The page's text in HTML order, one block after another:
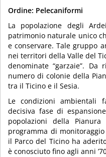
Ordine: Pelecaniformi
La popolazione degli
patrimonio naturale unico
e conservare. Tale gruppo
nei territori della Valle del
denominate “garzaie”.
numero di colonie della
tra il Ticino e il Sesia.
Le condizioni ambientali
decisiva fase di
popolazioni della
programma di
il Parco del Ticino ha
è conosciuto fino agli anni